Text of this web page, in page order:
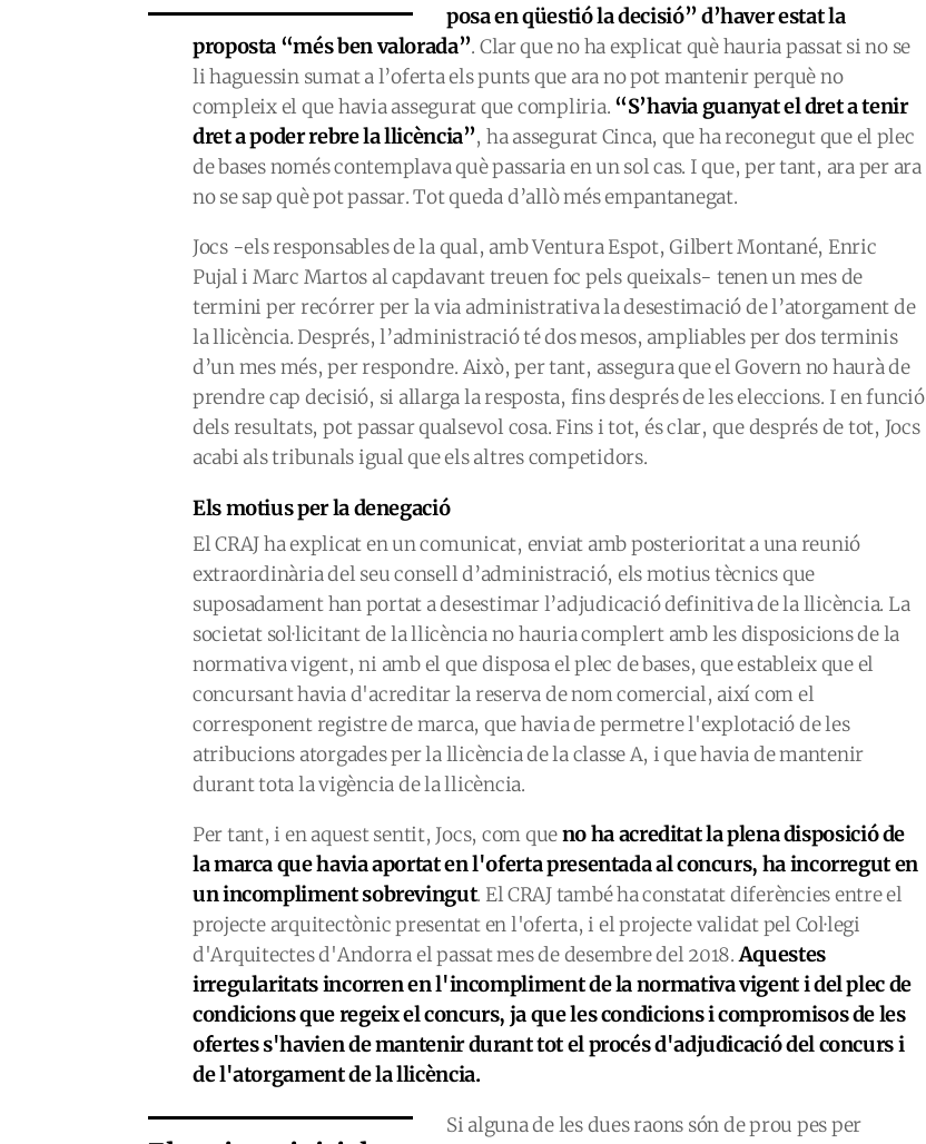
posa en qüestió la decisió” d’haver estat la
proposta “més ben valorada”. Clar que no ha explicat què hauria passat si no se
li haguessin sumat a l’oferta els punts que ara no pot mantenir perquè no
compleix el que havia assegurat que compliria. “S’havia guanyat el dret a tenir
dret a poder rebre la llicència”, ha assegurat Cinca, que ha reconegut que el plec
de bases només contemplava què passaria en un sol cas. I que, per tant, ara per ara
no se sap què pot passar. Tot queda d’allò més empantanegat.
Jocs -els responsables de la qual, amb Ventura Espot, Gilbert Montané, Enric
Pujal i Marc Martos al capdavant treuen foc pels queixals- tenen un mes de
termini per recórrer per la via administrativa la desestimació de l’atorgament de
la llicència. Després, l’administració té dos mesos, ampliables per dos terminis
d’un mes més, per respondre. Això, per tant, assegura que el Govern no haurà de
prendre cap decisió, si allarga la resposta, fins després de les eleccions. I en funció
dels resultats, pot passar qualsevol cosa. Fins i tot, és clar, que després de tot, Jocs
acabi als tribunals igual que els altres competidors.
Els motius per la denegació
El CRAJ ha explicat en un comunicat, enviat amb posterioritat a una reunió
extraordinària del seu consell d’administració, els motius tècnics que
suposadament han portat a desestimar l’adjudicació definitiva de la llicència. La
societat sol·licitant de la llicència no hauria complert amb les disposicions de la
normativa vigent, ni amb el que disposa el plec de bases, que estableix que el
concursant havia d'acreditar la reserva de nom comercial, així com el
corresponent registre de marca, que havia de permetre l'explotació de les
atribucions atorgades per la llicència de la classe A, i que havia de mantenir
durant tota la vigència de la llicència.
Per tant, i en aquest sentit, Jocs, com queno ha acreditat la plena disposició de
la marca que havia aportat en l'oferta presentada al concurs, ha incorregut en
un incompliment sobrevingut. El CRAJ també ha constatat diferències entre el
projecte arquitectònic presentat en l'oferta, i el projecte validat pel Col·legi
d'Arquitectes d'Andorra el passat mes de desembre del 2018.Aquestes
irregularitats incorren en l'incompliment de la normativa vigent i del plec de
condicions que regeix el concurs, ja que les condicions i compromisos de les
ofertes s'havien de mantenir durant tot el procés d'adjudicació del concurs i
de l'atorgament de la llicència.
Si alguna de les dues raons són de prou pes per